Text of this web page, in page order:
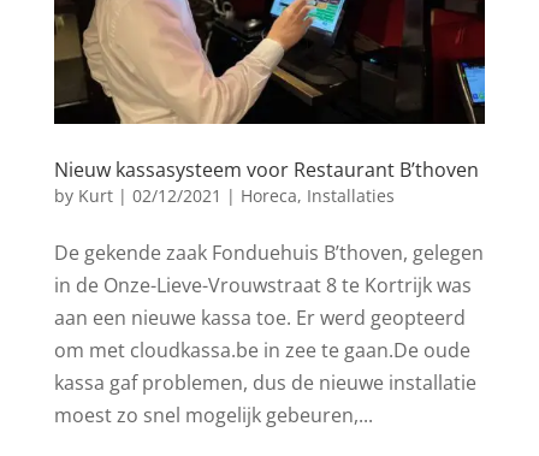
Nieuw kassasysteem voor Restaurant B’thoven
by Kurt| 02/12/2021 | Horeca, Installaties
De gekende zaak Fonduehuis B’thoven, gelegen
in de Onze-Lieve-Vrouwstraat 8 te Kortrijk was
aan een nieuwe kassa toe. Er werd geopteerd
om met cloudkassa.be in zee te gaan.De oude
kassa gaf problemen, dus de nieuwe installatie
moest zo snel mogelijk gebeuren,...